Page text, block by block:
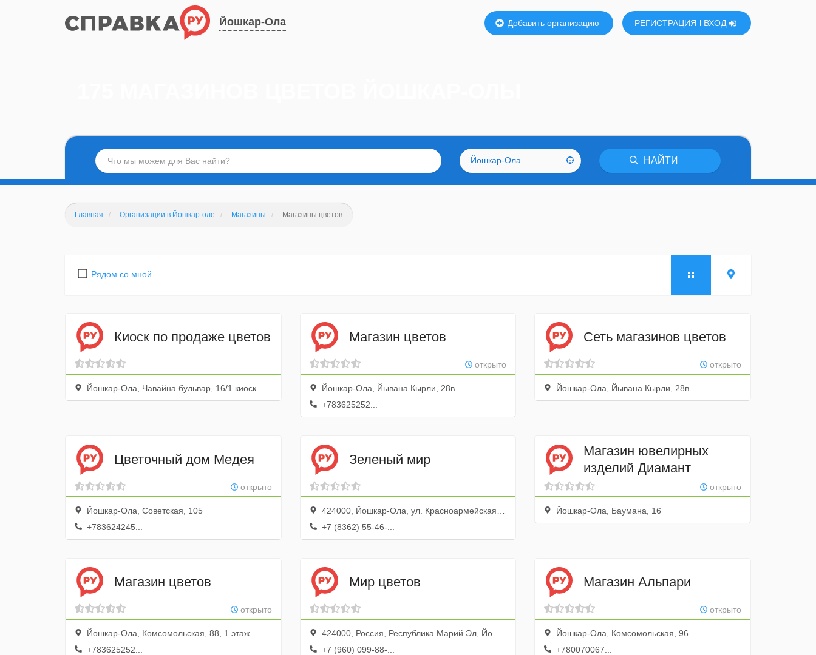
Йошкар-Ола Добавить организацию РЕГИСТРАЦИЯ ВХОД
Йошкар-Ола НАЙТИ
Главная Организации в Йошкар-оле Магазины Магазины цветов
Рядом со мной
Киоск по продаже цветов
Йошкар-Ола, Чавайна бульвар, 16/1 киоск
Магазин цветов
открыто
Йошкар-Ола, Йывана Кырли, 28в
+783625252...
Сеть магазинов цветов
открыто
Йошкар-Ола, Йывана Кырли, 28в
Цветочный дом Медея
открыто
Йошкар-Ола, Советская, 105
+783624245...
Зеленый мир
424000, Йошкар-Ола, ул. Красноармейская, 84б
+7 (8362) 55-46-...
Магазин ювелирных
изделий Диамант
открыто
Йошкар-Ола, Баумана, 16
Магазин цветов
открыто
Йошкар-Ола, Комсомольская, 88, 1 этаж
+783625252...
Мир цветов
424000, Россия, Республика Марий Эл, Йошкар-Ола, улица Пушкина, 23
+7 (960) 099-88-...
Магазин Альпари
открыто
Йошкар-Ола, Комсомольская, 96
+780070067...